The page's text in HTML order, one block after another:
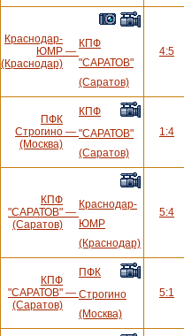
Краснодар-
ЮМР
(Краснодар)
—
КПФ
"САРАТОВ"
(Саратов)
4:5
ПФК
Строгино
(Москва)
—
КПФ
"САРАТОВ"
(Саратов)
1:4
КПФ
"САРАТОВ"
(Саратов)
—
Краснодар-
ЮМР
(Краснодар)
5:4
КПФ
"САРАТОВ"
(Саратов)
—
ПФК
Строгино
(Москва)
5:1